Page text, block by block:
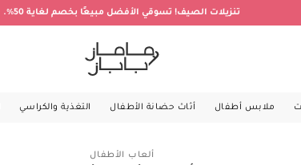
تنزيلات الصيف! تسوقي الأفضل مبيعًا بخصم لغاية 50%.
ملابس أطفال أثاث حضانة الأطفال التغذية والكراسي
ألعاب الأطفال